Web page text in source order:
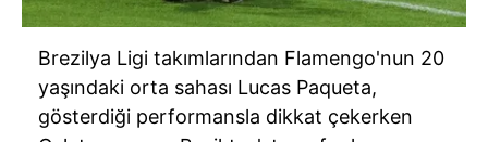
Brezilya Ligi takımlarından Flamengo'nun 20
yaşındaki orta sahası Lucas Paqueta,
gösterdiği performansla dikkat çekerken